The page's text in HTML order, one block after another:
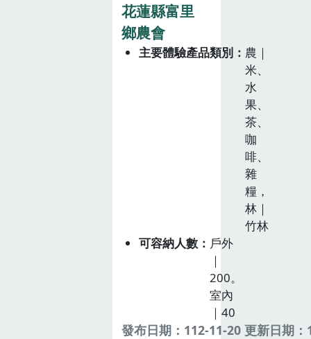
花蓮縣富里
鄉農會
主要體驗產品類別
農｜
米、
水
果、
茶、
咖
啡、
雜
糧，
林｜
竹林
可容納人數
戶外
｜
200。
室內
｜40
發布日期：112-11-20 更新日期